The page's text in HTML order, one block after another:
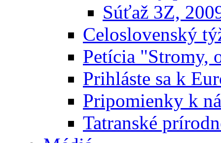
Súťaž 3Z,
Celoslovenský
Petícia "Stromy,
Prihláste sa k
Pripomienky k
Tatranské